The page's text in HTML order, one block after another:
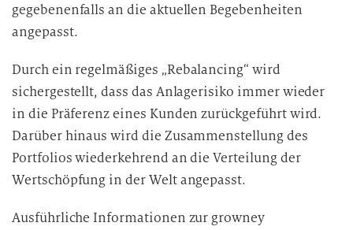
gegebenenfalls an die aktuellen Begebenheiten
angepasst.
Durch ein regelmäßiges „Rebalancing“ wird
sichergestellt, dass das Anlagerisiko immer wieder
in die Präferenz eines Kunden zurückgeführt wird.
Darüber hinaus wird die Zusammenstellung des
Portfolios wiederkehrend an die Verteilung der
Wertschöpfung in der Welt angepasst.
Ausführliche Informationen zur growney